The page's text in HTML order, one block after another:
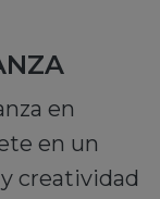
en
en un
creatividad